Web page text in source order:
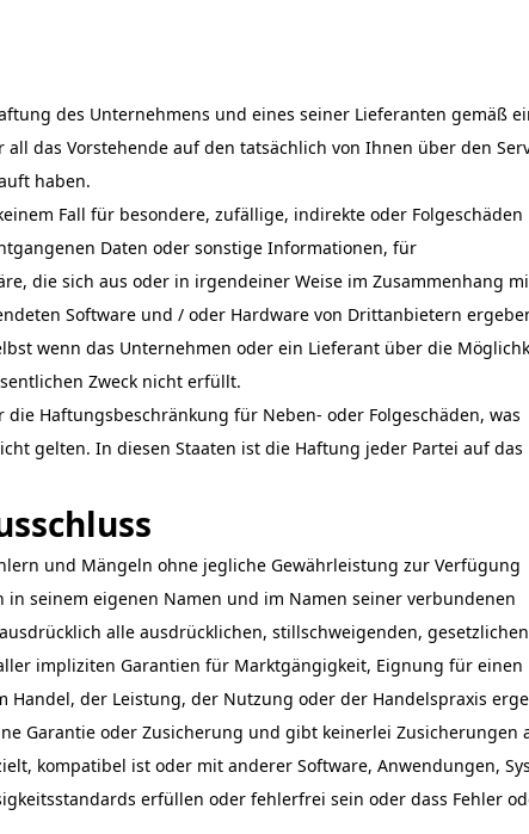
des Unternehmens und eines seiner Lieferanten gemäß
das Vorstehende auf den tatsächlich von Ihnen über den
haben.
Fall für besondere, zufällige, indirekte oder Folgeschäden
Daten oder sonstige Informationen, für
die sich aus oder in irgendeiner Weise im Zusammenhang
Software und / oder Hardware von Drittanbietern
wenn das Unternehmen oder ein Lieferant über die
Zweck nicht erfüllt.
Haftungsbeschränkung für Neben- oder Folgeschäden, was
gelten. In diesen Staaten ist die Haftung jeder Partei auf das
und Mängeln ohne jegliche Gewährleistung zur Verfügung
seinem eigenen Namen und im Namen seiner verbundenen
alle ausdrücklichen, stillschweigenden,
impliziten Garantien für Marktgängigkeit, Eignung für einen
der Leistung, der Nutzung oder der Handelspraxis
Garantie oder Zusicherung und gibt keinerlei Zusicherungen
kompatibel ist oder mit anderer Software, Anwendungen,
erfüllen oder fehlerfrei sein oder dass Fehler